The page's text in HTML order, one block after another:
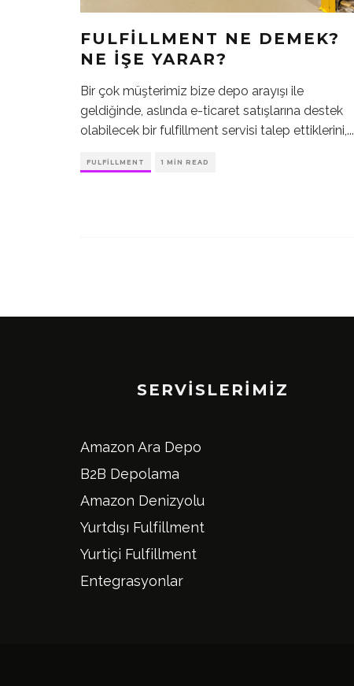
FULFILLMENT NE DEMEK?
NE İŞE YARAR?
Bir çok müşterimiz bize depo arayışı ile
geldiğinde, aslında e-ticaret satışlarına destek
olabilecek bir fulfillment servisi talep ettiklerini,...
FULFILLMENT 1 MIN READ
SERVISLERIMIZ
Amazon Ara Depo
B2B Depolama
Amazon Denizyolu
Yurtdışı Fulfillment
Yurtiçi Fulfillment
Entegrasyonlar